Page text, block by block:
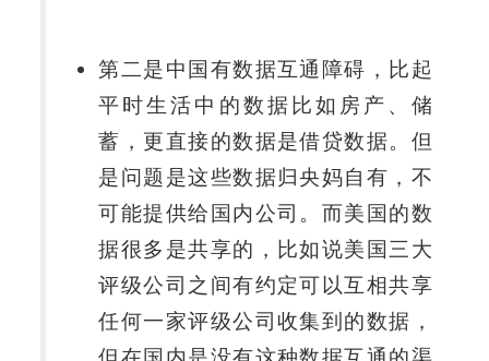
第二是中国有数据互通障碍，比起
平时生活中的数据比如房产、储
蓄，更直接的数据是借贷数据。但
是问题是这些数据归央妈自有，不
可能提供给国内公司。而美国的数
据很多是共享的，比如说美国三大
评级公司之间有约定可以互相共享
任何一家评级公司收集到的数据，